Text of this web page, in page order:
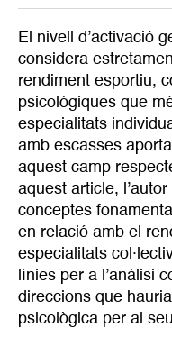
El nivell d’activació
considera
rendiment esportiu,
psicològiques que
especialitats
amb escasses
aquest camp
aquest article,
conceptes
en relació amb el
especialitats
línies per a l’anàlisi
direccions que
psicològica per al